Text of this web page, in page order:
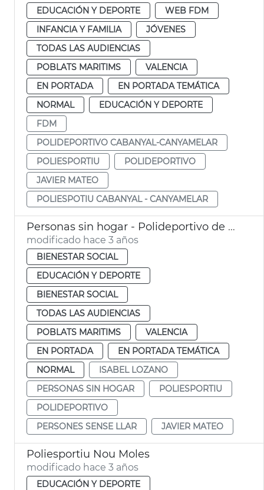
EDUCACIÓN Y DEPORTE
WEB FDM
INFANCIA Y FAMILIA
JÓVENES
TODAS LAS AUDIENCIAS
POBLATS MARITIMS
VALENCIA
EN PORTADA
EN PORTADA TEMÁTICA
NORMAL
EDUCACIÓN Y DEPORTE
FDM
POLIDEPORTIVO CABANYAL-CANYAMELAR
POLIESPORTIU
POLIDEPORTIVO
JAVIER MATEO
POLIESPOTIU CABANYAL - CANYAMELAR
Personas sin hogar - Polideportivo de El Cabanyal
modificado hace 3 años
BIENESTAR SOCIAL
EDUCACIÓN Y DEPORTE
BIENESTAR SOCIAL
TODAS LAS AUDIENCIAS
POBLATS MARITIMS
VALENCIA
EN PORTADA
EN PORTADA TEMÁTICA
NORMAL
ISABEL LOZANO
PERSONAS SIN HOGAR
POLIESPORTIU
POLIDEPORTIVO
PERSONES SENSE LLAR
JAVIER MATEO
Poliesportiu Nou Moles
modificado hace 3 años
EDUCACIÓN Y DEPORTE